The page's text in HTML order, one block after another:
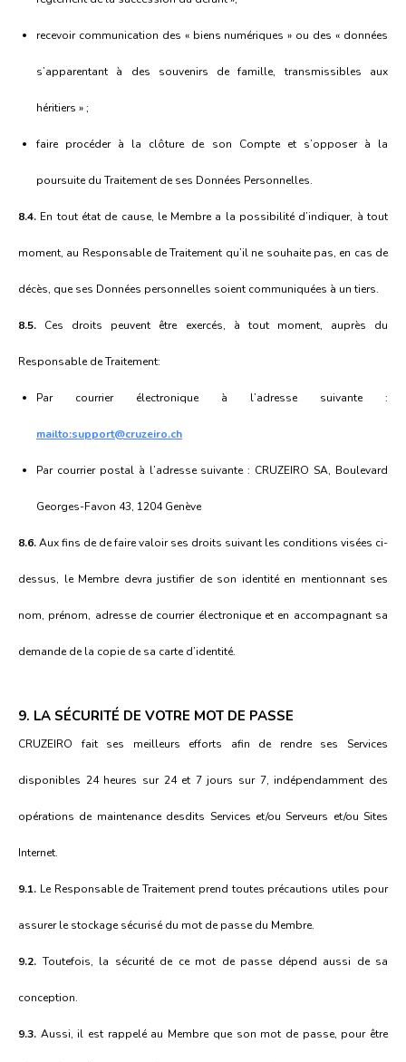
recevoir communication des « biens numériques » ou des « données
s’apparentant à des souvenirs de famille, transmissibles aux
héritiers » ;
faire procéder à la clôture de son Compte et s’opposer à la
poursuite du Traitement de ses Données Personnelles.
8.4. En tout état de cause, le Membre a la possibilité d’indiquer, à tout
moment, au Responsable de Traitement qu’il ne souhaite pas, en cas de
décès, que ses Données personnelles soient communiquées à un tiers.
8.5. Ces droits peuvent être exercés, à tout moment, auprès du
Responsable de Traitement:
Par courrier électronique à l’adresse suivante :
mailto:support@cruzeiro.ch
Par courrier postal à l’adresse suivante : CRUZEIRO SA, Boulevard
Georges-Favon 43, 1204 Genève
8.6.Aux fins de de faire valoir ses droits suivant les conditions visées ci-
dessus, le Membre devra justifier de son identité en mentionnant ses
nom, prénom, adresse de courrier électronique et en accompagnant sa
demande de la copie de sa carte d’identité.
9. LA SÉCURITÉ DE VOTRE MOT DE PASSE
CRUZEIRO fait ses meilleurs efforts afin de rendre ses Services
disponibles 24 heures sur 24 et 7 jours sur 7, indépendamment des
opérations de maintenance desdits Services et/ou Serveurs et/ou Sites
Internet.
9.1. Le Responsable de Traitement prend toutes précautions utiles pour
assurer le stockage sécurisé du mot de passe du Membre.
9.2. Toutefois, la sécurité de ce mot de passe dépend aussi de sa
conception.
9.3. Aussi, il est rappelé au Membre que son mot de passe, pour être